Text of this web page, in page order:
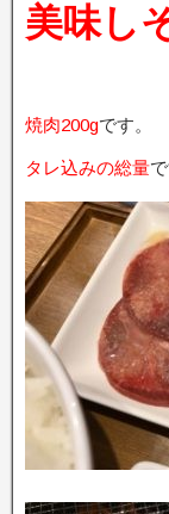
美味し
焼肉200gです。
タレ込みの総量で